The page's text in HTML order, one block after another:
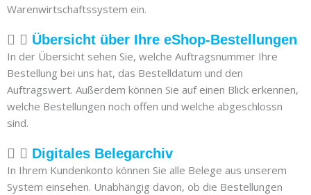
Warenwirtschaftssystem ein.
Übersicht über Ihre eShop-Bestellungen
In der Übersicht sehen Sie, welche Auftragsnummer Ihre
Bestellung bei uns hat, das Bestelldatum und den
Auftragswert. Außerdem können Sie auf einen Blick erkennen,
welche Bestellungen noch offen und welche abgeschlossn
sind.
Digitales Belegarchiv
In Ihrem Kundenkonto können Sie alle Belege aus unserem
System einsehen. Unabhängig davon, ob die Bestellungen